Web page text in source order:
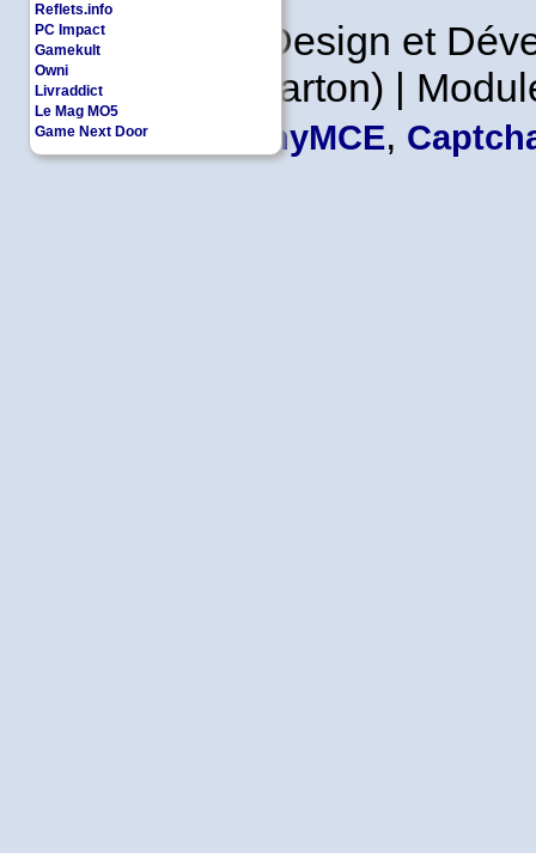
Reflets.info
PC Impact
Gamekult
Owni
Livraddict
Le Mag MO5
Game Next Door
Copyleft | Design et
Leader en Carton) |
TinyMCE,